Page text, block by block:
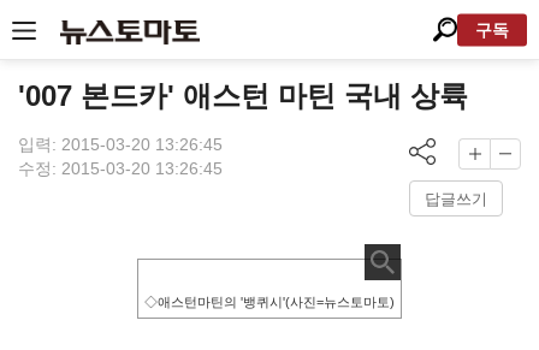
구독
'007 본드카' 애스턴 마틴 국내 상륙
입력: 2015-03-20 13:26:45
수정: 2015-03-20 13:26:45
답글쓰기
◇애스턴마틴의 '뱅퀴시'(사진=뉴스토마토)